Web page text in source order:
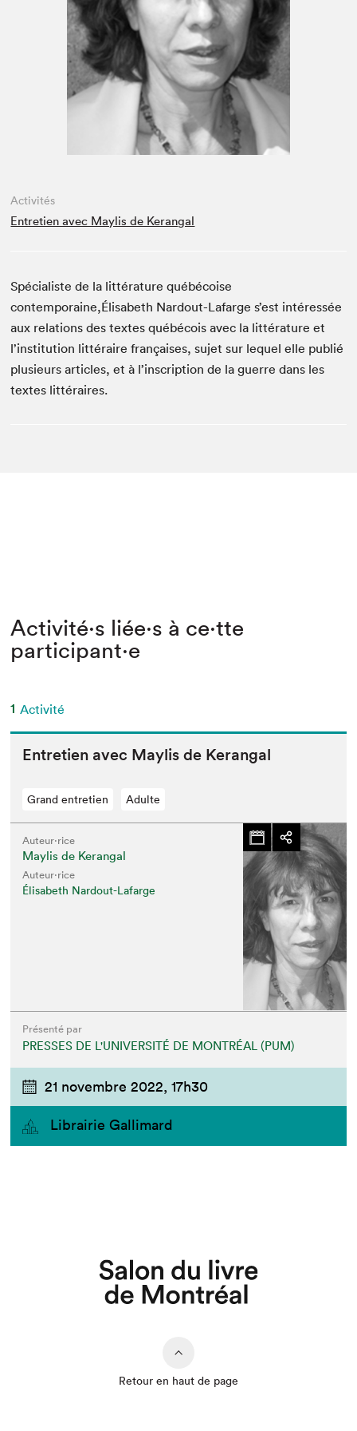
Espace enseignant·e·s
Espace pro
Activités
Entretien avec Maylis de Kerangal
Spé­cial­iste de la lit­téra­ture québé­coise
contemporaine,Élisabeth Nard­out-Lafarge s’est intéressée
aux rela­tions des textes québé­cois avec la lit­téra­ture et
l’institution lit­téraire français­es, sujet sur lequel elle pub­lié
plusieurs arti­cles, et à l’inscription de la guerre dans les
textes littéraires.
Activité⋅s liée⋅s à ce⋅tte
participant⋅e
1 Activité
Entre­tien avec Maylis de Kerangal
Grand entretien Adulte
Auteur·rice
Maylis de Kerangal
Auteur·rice
Élisabeth Nardout-Lafarge
Présenté par
PRESSES DE L'UNIVERSITÉ DE MONTRÉAL (PUM)
21 novembre 2022, 17h30
Librairie Gallimard
Retour en haut de page